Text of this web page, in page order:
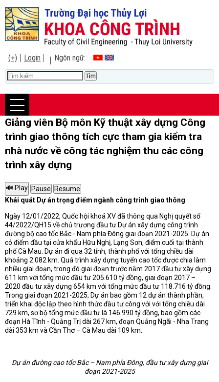
(+) Login Ngôn ngữ:
Giảng viên Bộ môn Kỹ thuật xây dựng Công
trình giao thông tích cực tham gia kiểm tra
nhà nước về công tác nghiệm thu các công
trình xây dựng
Khái quát Dự án trọng điểm ngành công trình giao thông
Ngày 12/01/2022, Quốc hội khoá XV đã thông qua Nghị quyết số
44/2022/QH15 về chủ trương đầu tư Dự án xây dựng công trình
đường bộ cao tốc Bắc - Nam phía Đông giai đoạn 2021-2025. Dự án
có điểm đầu tại cửa khẩu Hữu Nghị, Lạng Sơn, điểm cuối tại thành
phố Cà Mau. Dự án đi qua 32 tỉnh, thành phố với tổng chiều dài
khoảng 2.082 km. Quá trình xây dựng tuyến cao tốc được chia làm
nhiều giai đoạn, trong đó giai đoạn trước năm 2017 đầu tư xây dựng
611 km với tổng mức đầu tư 205.610 tỷ đồng, giai đoạn 2017 –
2020 đầu tư xây dựng 654 km với tổng mức đầu tư 118.716 tỷ đồng.
Trong giai đoạn 2021-2025, Dự án bao gồm 12 dự án thành phần,
triển khai độc lập theo hình thức đầu tư công với với tổng chiều dài
729 km, sơ bộ tổng mức đầu tư là 146.990 tỷ đồng, bao gồm các
đoạn Hà Tĩnh - Quảng Trị dài 267 km, đoạn Quảng Ngãi - Nha Trang
dài 353 km và Cần Thơ – Cà Mau dài 109 km.
Dự án đường cao tốc Bắc – Nam phía Đông, đầu tư xây dựng giai
đoạn 2021-2025